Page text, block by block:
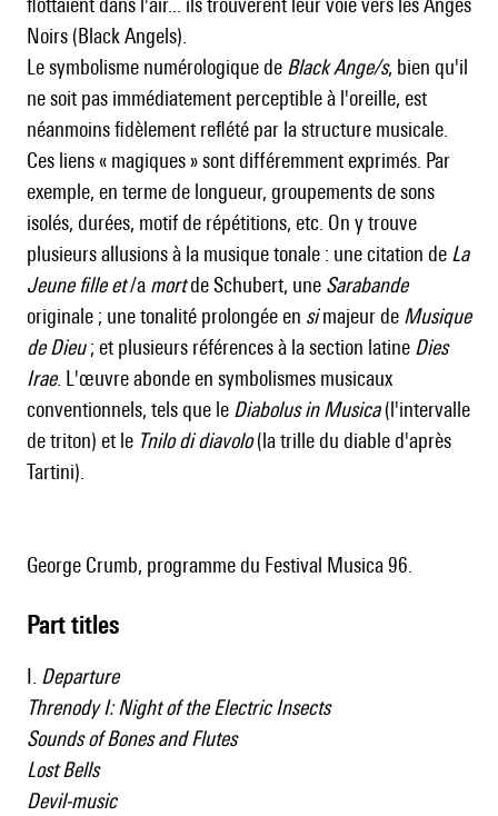
Noirs (Black Angels).
Le symbolisme numérologique de Black Ange/s, bien qu'il
ne soit pas immédiatement perceptible à l'oreille, est
néanmoins fidèlement reflété par la structure musicale.
Ces liens « magiques » sont différemment exprimés. Par
exemple, en terme de longueur, groupements de sons
isolés, durées, motif de répétitions, etc. On y trouve
plusieurs allusions à la musique tonale : une citation de La
Jeune fille et/a mortde Schubert, une Sarabande
originale ; une tonalité prolongée en simajeur de Musique
de Dieu; et plusieurs références à la section latine Dies
Irae. L'œuvre abonde en symbolismes musicaux
conventionnels, tels que le Diabolus in Musica(l'intervalle
de triton) et le Tnilo di diavolo(la trille du diable d'après
Tartini).
George Crumb, programme du Festival Musica 96.
Part titles
I. Departure
Threnody I: Night of the Electric Insects
Sounds of Bones and Flutes
Lost Bells
Devil-music